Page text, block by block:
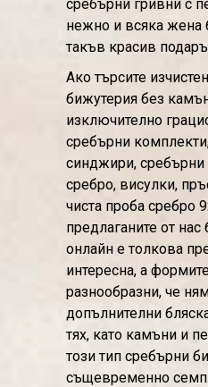
сребърни гривни с
нежно и всяка жена
такъв красив
Ако търсите
бижутерия без
изключително
сребърни
синджири, сребърни
сребро, висулки,
чиста проба сребро
предлаганите от
онлайн е толкова
интересна, а
разнообразни, че
допълнителни
тях, като камъни и
този тип сребърни
същевременно